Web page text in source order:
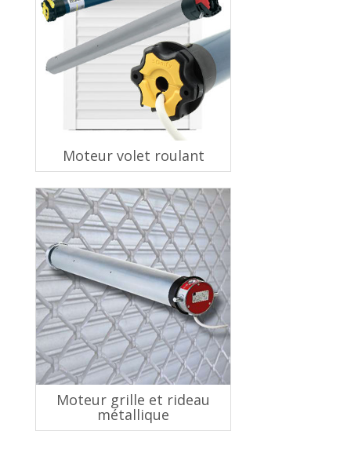
Moteur volet roulant
Moteur grille et rideau
métallique